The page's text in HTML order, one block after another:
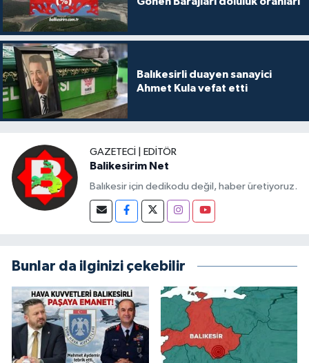
Balıkesirli duayen sanayici
Ahmet Kula vefat etti
GAZETECI | EDITÖR
Balikesirim Net
Balıkesir için dedikodu değil, haber üretiyoruz.
Bunlar da ilginizi çekebilir